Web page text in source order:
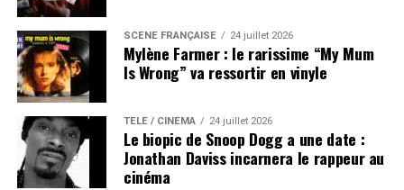
SCÈNE FRANÇAISE 24 juillet 2026
Mylène Farmer : le rarissime “My Mum
Is Wrong” va ressortir en vinyle
TÉLÉ / CINÉMA 24 juillet 2026
Le biopic de Snoop Dogg a une date :
Jonathan Daviss incarnera le rappeur au
cinéma